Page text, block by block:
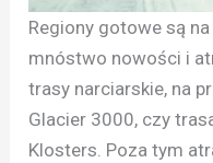
Regiony gotowe są
mnóstwo nowości i
trasy narciarskie, na
Glacier 3000, czy
Klosters. Poza tym